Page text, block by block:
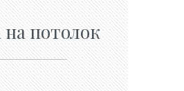
потолок